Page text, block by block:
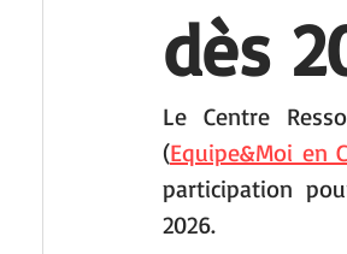
dès
Le Centre
(Equipe&Moi en
participation
2026.